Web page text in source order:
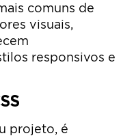
comuns de
visuais,
responsivos e
projeto, é